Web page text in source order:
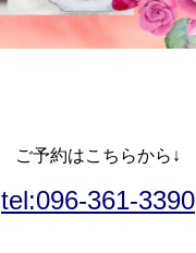
ご予約はこちらから↓
tel:096-361-3390